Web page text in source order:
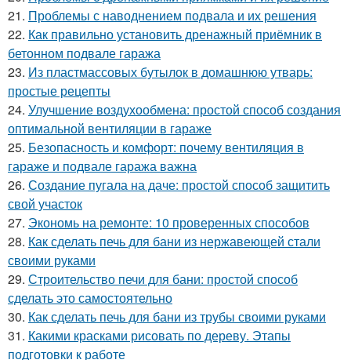
21. Проблемы с наводнением подвала и их решения
22. Как правильно установить дренажный приёмник в
бетонном подвале гаража
23. Из пластмассовых бутылок в домашнюю утварь:
простые рецепты
24. Улучшение воздухообмена: простой способ создания
оптимальной вентиляции в гараже
25. Безопасность и комфорт: почему вентиляция в
гараже и подвале гаража важна
26. Создание пугала на даче: простой способ защитить
свой участок
27. Экономь на ремонте: 10 проверенных способов
28. Как сделать печь для бани из нержавеющей стали
своими руками
29. Строительство печи для бани: простой способ
сделать это самостоятельно
30. Как сделать печь для бани из трубы своими руками
31. Какими красками рисовать по дереву. Этапы
подготовки к работе